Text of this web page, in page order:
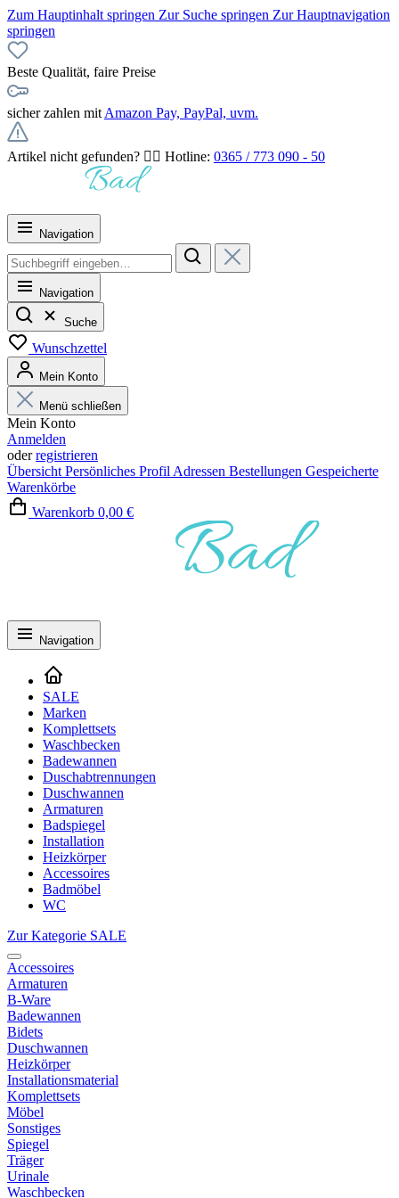
Zum Hauptinhalt springen Zur Suche springen Zur Hauptnavigation
springen
Beste Qualität, faire Preise
sicher zahlen mit Amazon Pay, PayPal, uvm.
Artikel nicht gefunden? 👉🏻 Hotline: 0365 / 773 090 - 50
Navigation
Navigation
Suche
Wunschzettel
Mein Konto
Menü schließen
Mein Konto
Anmelden
oderregistrieren
Übersicht Persönliches Profil Adressen Bestellungen Gespeicherte
Warenkörbe
Warenkorb 0,00 €
Navigation
SALE
Marken
Komplettsets
Waschbecken
Badewannen
Duschabtrennungen
Duschwannen
Armaturen
Badspiegel
Installation
Heizkörper
Accessoires
Badmöbel
WC
Zur Kategorie SALE
Accessoires
Armaturen
B-Ware
Badewannen
Bidets
Duschwannen
Heizkörper
Installationsmaterial
Komplettsets
Möbel
Sonstiges
Spiegel
Träger
Urinale
Waschbecken